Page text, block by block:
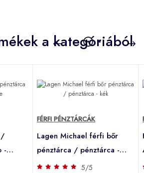
a kategóriából
/
-
FÉRFI PÉNZTÁRCÁK
Lagen Michael férfi bőr
pénztárca / pénztárca -
kék
5/5